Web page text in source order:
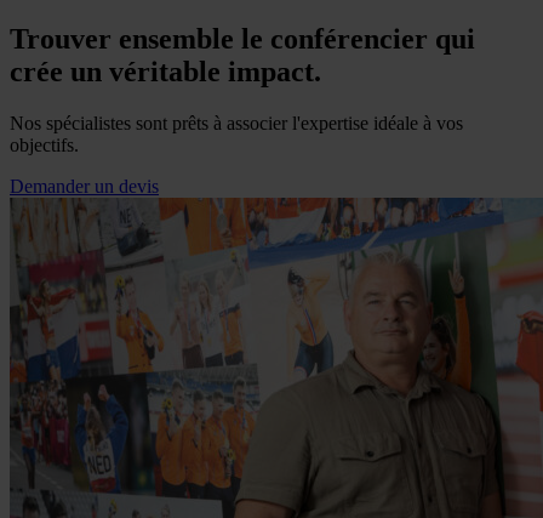
Trouver ensemble le conférencier qui
crée un véritable impact.
Nos spécialistes sont prêts à associer l'expertise idéale à vos
objectifs.
Demander un devis